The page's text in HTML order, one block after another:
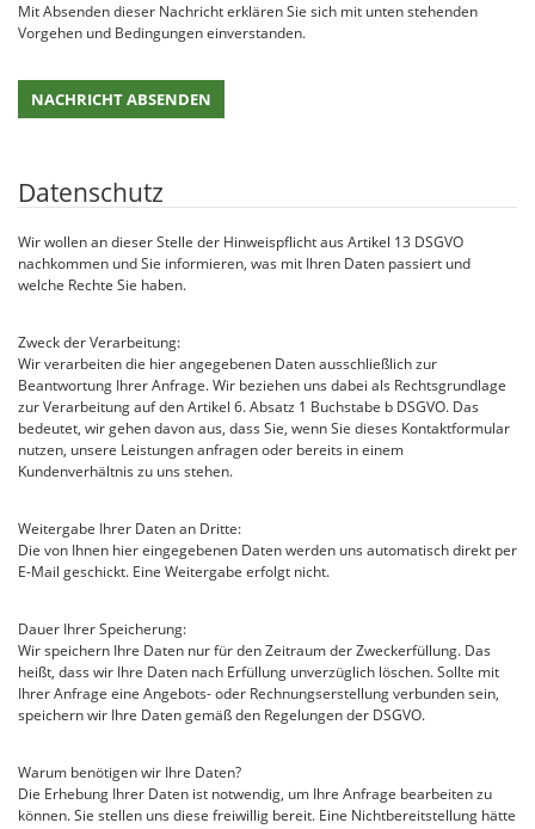
Mit Absenden dieser Nachricht erklären Sie sich mit unten stehenden
Vorgehen und Bedingungen einverstanden.
Datenschutz
Wir wollen an dieser Stelle der Hinweispflicht aus Artikel 13 DSGVO
nachkommen und Sie informieren, was mit Ihren Daten passiert und
welche Rechte Sie haben.
Zweck der Verarbeitung:
Wir verarbeiten die hier angegebenen Daten ausschließlich zur
Beantwortung Ihrer Anfrage. Wir beziehen uns dabei als Rechtsgrundlage
zur Verarbeitung auf den Artikel 6. Absatz 1 Buchstabe b DSGVO. Das
bedeutet, wir gehen davon aus, dass Sie, wenn Sie dieses Kontaktformular
nutzen, unsere Leistungen anfragen oder bereits in einem
Kundenverhältnis zu uns stehen.
Weitergabe Ihrer Daten an Dritte:
Die von Ihnen hier eingegebenen Daten werden uns automatisch direkt per
E-Mail geschickt. Eine Weitergabe erfolgt nicht.
Dauer Ihrer Speicherung:
Wir speichern Ihre Daten nur für den Zeitraum der Zweckerfüllung. Das
heißt, dass wir Ihre Daten nach Erfüllung unverzüglich löschen. Sollte mit
Ihrer Anfrage eine Angebots- oder Rechnungserstellung verbunden sein,
speichern wir Ihre Daten gemäß den Regelungen der DSGVO.
Warum benötigen wir Ihre Daten?
Die Erhebung Ihrer Daten ist notwendig, um Ihre Anfrage bearbeiten zu
können. Sie stellen uns diese freiwillig bereit. Eine Nichtbereitstellung hätte